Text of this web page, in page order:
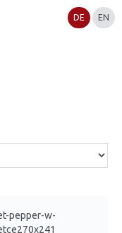
DE EN
pepper-w-